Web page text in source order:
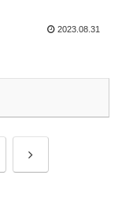
2023.08.31
次